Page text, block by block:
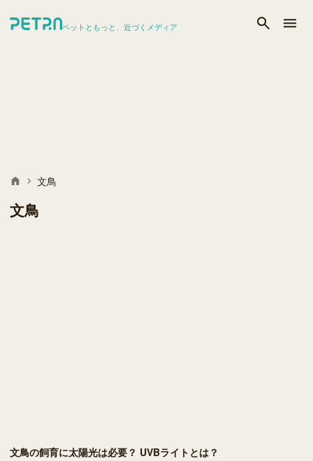
ペットともっと、近づくメディア
文鳥
文鳥
文鳥の飼育に太陽光は必要？ UVBライトとは？